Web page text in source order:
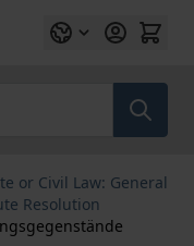
or Civil Law: General
Resolution